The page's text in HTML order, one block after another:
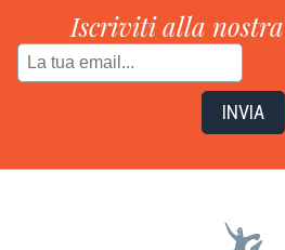
Iscriviti alla nostra